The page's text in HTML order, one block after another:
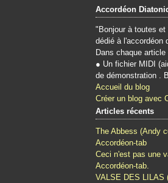
Accordéon
"Bonjour à toutes
dédié à l'accordéon
Dans chaque
● Un fichier MIDI
de démonstration .
Accueil du blog
Créer un blog avec
Articles récents
The Abbess (Andy
Accordéon-tab
Ceci n'est pas une
Accordéon-tab.
VALSE DES LILAS